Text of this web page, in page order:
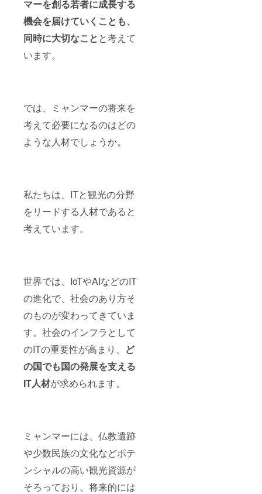
マーを創る若者に成長する
機会を届けていくことも、
同時に大切なことと考えて
います。
では、ミャンマーの将来を
考えて必要になるのはどの
ような人材でしょうか。
私たちは、ITと観光の分野
をリードする人材であると
考えています。
世界では、IoTやAIなどのIT
の進化で、社会のあり方そ
のものが変わってきていま
す。社会のインフラとして
のITの重要性が高まり、 ど
の国でも国の発展を支える
IT人材が求められます。
ミャンマーには、仏教遺跡
や少数民族の文化などポテ
ンシャルの高い観光資源が
そろっており、将来的には